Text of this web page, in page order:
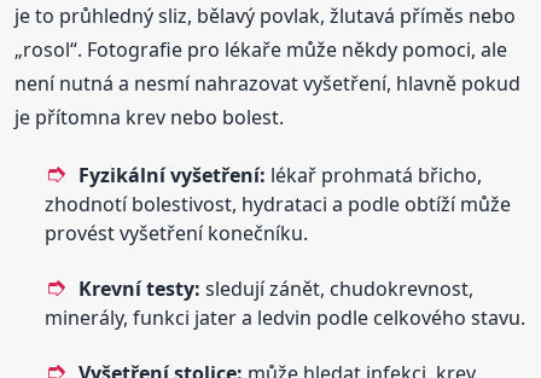
je to průhledný sliz, bělavý povlak, žlutavá příměs nebo
„rosol“. Fotografie pro lékaře může někdy pomoci, ale
není nutná a nesmí nahrazovat vyšetření, hlavně pokud
je přítomna krev nebo bolest.
Fyzikální vyšetření: lékař prohmatá břicho,
zhodnotí bolestivost, hydrataci a podle obtíží může
provést vyšetření konečníku.
Krevní testy: sledují zánět, chudokrevnost,
minerály, funkci jater a ledvin podle celkového stavu.